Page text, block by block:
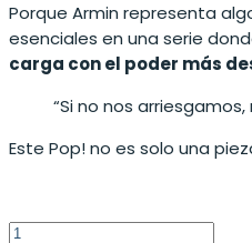
Porque Armin representa
esenciales en una serie
carga con el poder más
“Si no nos
Este Pop! no es solo una